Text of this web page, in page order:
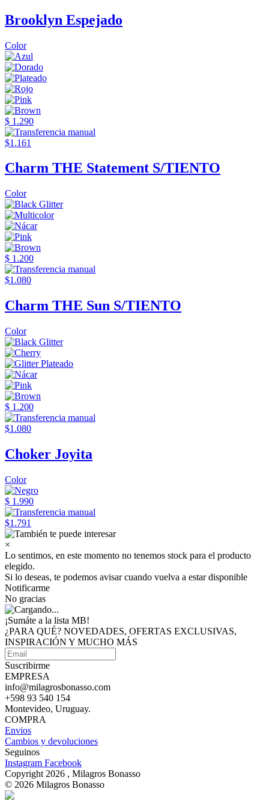
Brooklyn Espejado
Color
$ 1.290
$1.161
Charm THE Statement S/TIENTO
Color
$ 1.200
$1.080
Charm THE Sun S/TIENTO
Color
$ 1.200
$1.080
Choker Joyita
Color
$ 1.990
$1.791
×
Lo sentimos, en este momento no tenemos stock para el producto
elegido.
Si lo deseas, te podemos avisar cuando vuelva a estar disponible
Notificarme
No gracias
¡Sumáte a la lista MB!
¿PARA QUÉ? NOVEDADES, OFERTAS EXCLUSIVAS,
INSPIRACIÓN Y MUCHO MÁS
Suscribirme
EMPRESA
info@milagrosbonasso.com
+598 93 540 154
Montevideo, Uruguay.
COMPRA
Envios
Cambios y devoluciones
Seguinos
Instagram Facebook
Copyright 2026 , Milagros Bonasso
© 2026 Milagros Bonasso